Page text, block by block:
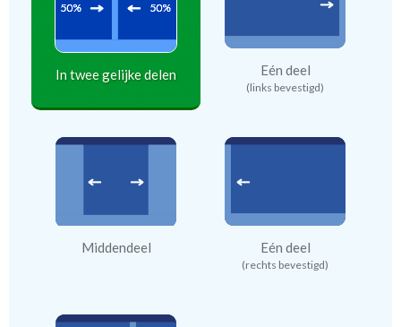
In twee gelijke delen Eén deel
(links bevestigd)
Middendeel Eén deel
(rechts bevestigd)